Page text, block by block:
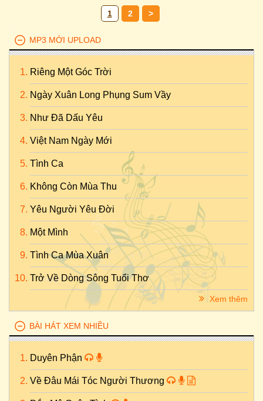
1 2 >
MP3 MỚI UPLOAD
Riêng Một Góc Trời
Ngày Xuân Long Phụng Sum Vầy
Như Đã Dấu Yêu
Việt Nam Ngày Mới
Tình Ca
Không Còn Mùa Thu
Yêu Người Yêu Đời
Một Mình
Tình Ca Mùa Xuân
Trở Về Dòng Sông Tuổi Thơ
Xem thêm
BÀI HÁT XEM NHIỀU
Duyên Phận
Về Đâu Mái Tóc Người Thương